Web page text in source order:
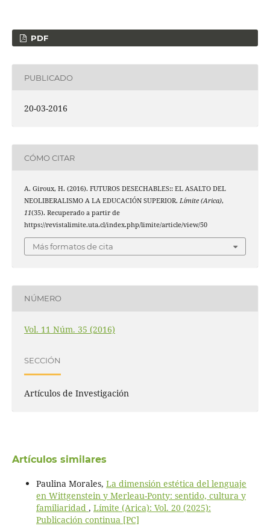
PDF
PUBLICADO
20-03-2016
CÓMO CITAR
A. Giroux, H. (2016). FUTUROS DESECHABLES:: EL ASALTO DEL
NEOLIBERALISMO A LA EDUCACIÓN SUPERIOR. Límite (Arica),
11(35). Recuperado a partir de
https://revistalimite.uta.cl/index.php/limite/article/view/50
Más formatos de cita
NÚMERO
Vol. 11 Núm. 35 (2016)
SECCIÓN
Artículos de Investigación
Artículos similares
Paulina Morales, La dimensión estética del lenguaje
en Wittgenstein y Merleau-Ponty: sentido, cultura y
familiaridad , Límite (Arica): Vol. 20 (2025):
Publicación continua [PC]